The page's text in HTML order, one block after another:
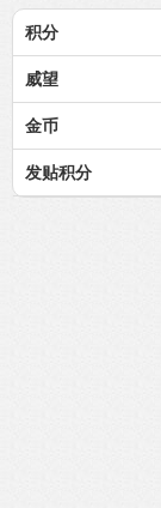
积分
威望
金币
发贴积分